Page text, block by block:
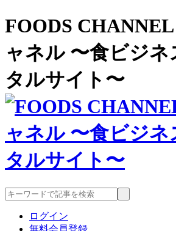
FOODS
ャネル 〜食ビジネ
タルサイト〜
ログイン
無料会員登録